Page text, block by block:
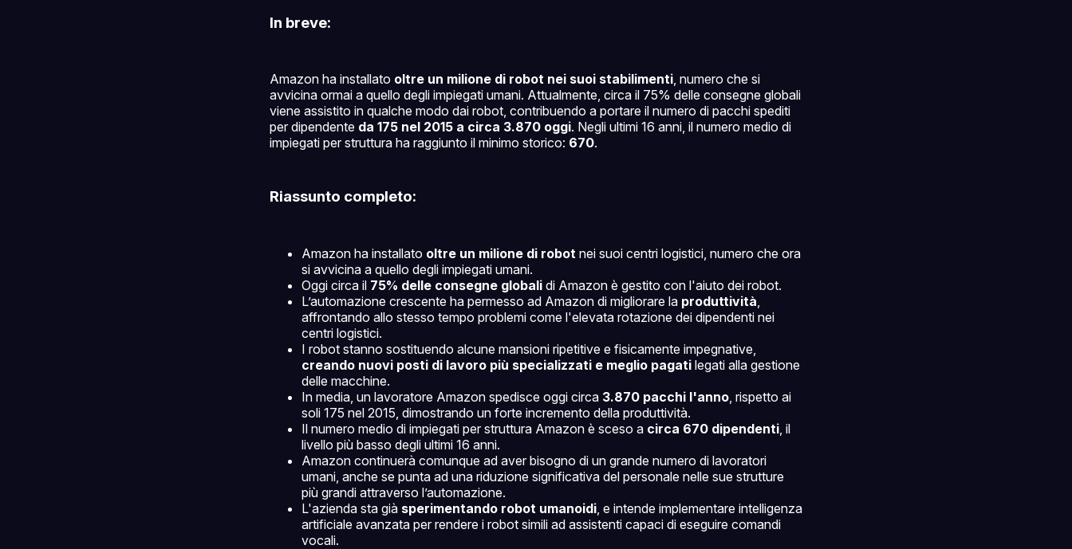
In breve:
Amazon ha installato oltre un milione di robot nei suoi stabilimenti, numero che si
avvicina ormai a quello degli impiegati umani. Attualmente, circa il 75% delle consegne globali
viene assistito in qualche modo dai robot, contribuendo a portare il numero di pacchi spediti
per dipendente da 175 nel 2015 a circa 3.870 oggi. Negli ultimi 16 anni, il numero medio di
impiegati per struttura ha raggiunto il minimo storico: 670.
Riassunto completo:
Amazon ha installato oltre un milione di robot nei suoi centri logistici, numero che ora
si avvicina a quello degli impiegati umani.
Oggi circa il 75% delle consegne globali di Amazon è gestito con l'aiuto dei robot.
L’automazione crescente ha permesso ad Amazon di migliorare la produttività
affrontando allo stesso tempo problemi come l'elevata rotazione dei dipendenti nei
centri logistici.
I robot stanno sostituendo alcune mansioni ripetitive e fisicamente impegnative,
creando nuovi posti di lavoro più specializzati e meglio pagati legati alla gestione
delle macchine.
In media, un lavoratore Amazon spedisce oggi circa 3.870 pacchi l'anno , rispetto ai
soli 175 nel 2015, dimostrando un forte incremento della produttività.
Il numero medio di impiegati per struttura Amazon è sceso a circa 670 dipendenti , il
livello più basso degli ultimi 16 anni.
Amazon continuerà comunque ad aver bisogno di un grande numero di lavoratori
umani, anche se punta ad una riduzione significativa del personale nelle sue strutture
più grandi attraverso l’automazione.
L'azienda sta già sperimentando robot umanoidi , e intende implementare intelligenza
artificiale avanzata per rendere i robot simili ad assistenti capaci di eseguire comandi
vocali.